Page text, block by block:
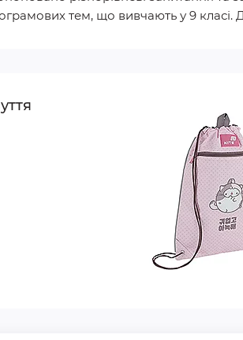
тем, що вивчають у 9 класі.